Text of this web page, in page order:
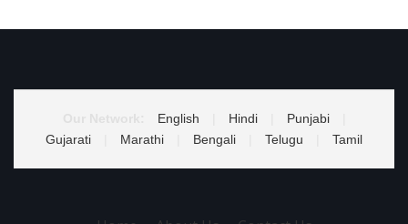
English Hindi Punjabi
Gujarati
Marathi Bengali Telugu Tamil